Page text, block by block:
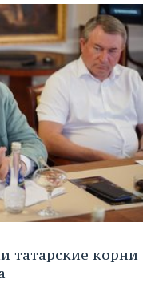
татарские корни